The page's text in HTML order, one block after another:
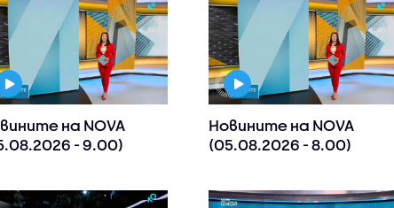
на NOVA
- 9.00)
Новините на NOVA
(05.08.2026 - 8.00)